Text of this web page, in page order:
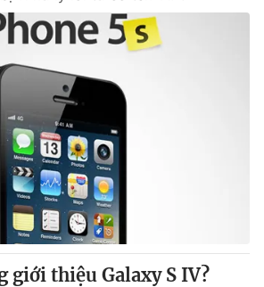
giới thiệu Galaxy S IV?